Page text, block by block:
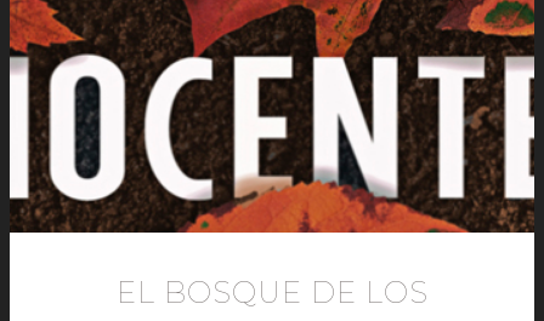
EL BOSQUE DE LOS